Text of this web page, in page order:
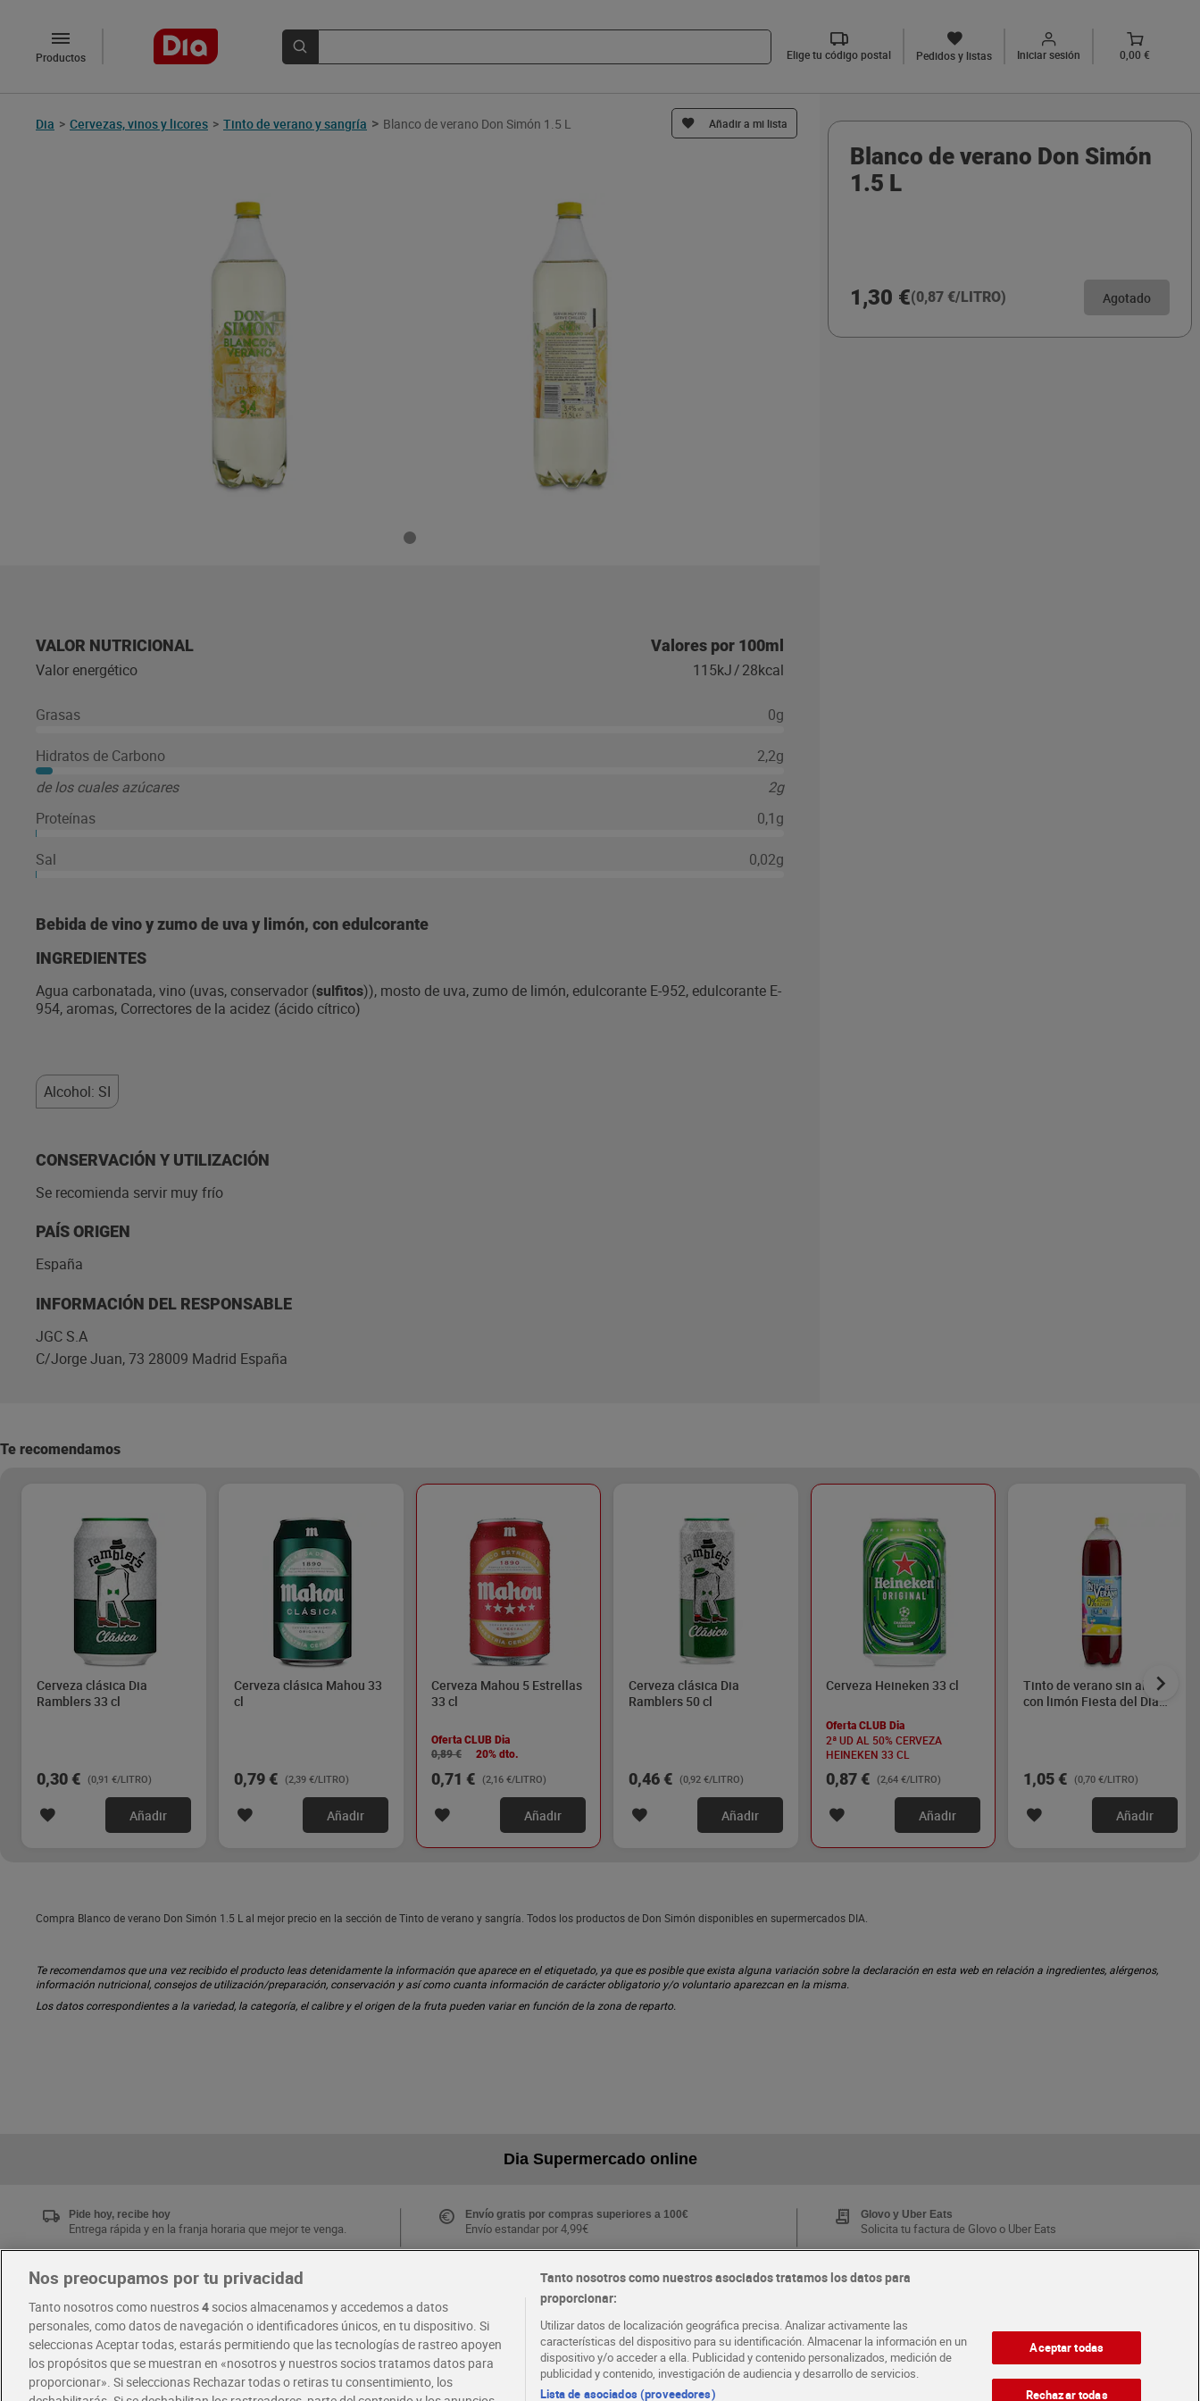
Productos Elige tu código postal Pedidos y listas Iniciar sesión 0,00 €
Dia > Cervezas, vinos y licores > Tinto de verano y sangría > Blanco de verano Don Simón 1.5 L Añadir a mi lista
VALOR NUTRICIONAL Valores por 100ml
Valor energético 115kJ/28kcal
Grasas 0g
Hidratos de Carbono
2,2g
de los cuales azúcares
2g
Proteínas
0,1g
Sal 0,02g
Bebida de vino y zumo de uva y limón, con edulcorante
INGREDIENTES
Agua carbonatada, vino (uvas, conservador (sulfitos)), mosto de uva, zumo de limón, edulcorante E-952, edulcorante E-
954, aromas, Correctores de la acidez (ácido cítrico)
Alcohol: SI
CONSERVACIÓN Y UTILIZACIÓN
Se recomienda servir muy frío
PAÍS ORIGEN
España
INFORMACIÓN DEL RESPONSABLE
JGC S.A
C/Jorge Juan, 73 28009 Madrid España
Blanco de verano Don Simón
1.5 L
1,30 €(0,87 €/LITRO) Agotado
Te recomendamos
Cerveza clásica Dia
Ramblers 33 cl
0,30 € (0,91 €/LITRO)
Añadir
Cerveza clásica Mahou 33
cl
0,79 € (2,39 €/LITRO)
Añadir
Cerveza Mahou 5 Estrellas
33 cl
Oferta CLUB Dia
0,89 €
20% dto.
0,71 € (2,16 €/LITRO)
Añadir
Cerveza clásica Dia
Ramblers 50 cl
0,46 € (0,92 €/LITRO)
Añadir
Cerveza Heineken 33 cl
Oferta CLUB Dia
2ª UD AL 50% CERVEZA
HEINEKEN 33 CL
0,87 € (2,64 €/LITRO)
Añadir
Tinto de verano sin alcohol
con limón Fiesta del Dia
1,05 € (0,70 €/LITRO)
Añadir
Compra Blanco de verano Don Simón 1.5 L al mejor precio en la sección de Tinto de verano y sangría. Todos los productos de Don Simón disponibles en supermercados DIA.
Te recomendamos que una vez recibido el producto leas detenidamente la información que aparece en el etiquetado, ya que es posible que exista alguna variación sobre la declaración en esta web en relación a ingredientes, alérgenos,
información nutricional, consejos de utilización/preparación, conservación y así como cuanta información de carácter obligatorio y/o voluntario aparezcan en la misma.
Los datos correspondientes a la variedad, la categoría, el calibre y el origen de la fruta pueden variar en función de la zona de reparto.
Dia Supermercado online
Pide hoy, recibe hoy
Entrega rápida y en la franja horaria que mejor te venga.
Envío gratis por compras superiores a 100€
Envío estandar por 4,99€
Glovo y Uber Eats
Solicita tu factura de Glovo o Uber Eats
Disfruta las ventajas y ofertas exclusivas.
Descárgate la APP Dia
Folletos y Tiendas
cercana
¡Solicita tu tarjeta de crédito aquí!
RECETAS · COMER MEJOR CADA DIA · EMPLEO
Nos preocupamos por tu privacidad
Tanto nosotros como nuestros4socios almacenamos y accedemos a datos
personales, como datos de navegación o identificadores únicos, en tu dispositivo. Si
seleccionas Aceptar todas, estarás permitiendo que las tecnologías de rastreo apoyen
los propósitos que se muestran en «nosotros y nuestros socios tratamos datos para
proporcionar». Si seleccionas Rechazar todas o retiras tu consentimiento, los
Tanto nosotros como nuestros asociados tratamos los datos para
proporcionar:
Utilizar datos de localización geográfica precisa. Analizar activamente las
características del dispositivo para su identificación. Almacenar la información en un
dispositivo y/o acceder a ella. Publicidad y contenido personalizados, medición de
publicidad y contenido, investigación de audiencia y desarrollo de servicios.
Lista de asociados (proveedores)
Aceptar todas
Rechazar todas